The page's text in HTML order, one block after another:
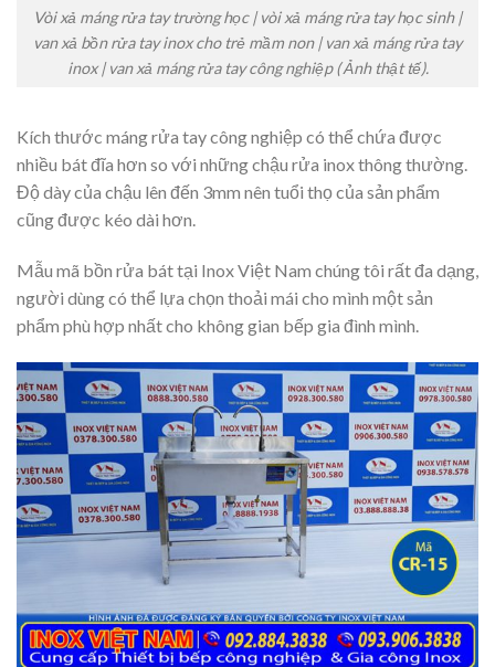
Vòi xả máng rửa tay trường học | vòi xả máng rửa tay học sinh |
van xả bồn rửa tay inox cho trẻ mầm non | van xả máng rửa tay
inox | van xả máng rửa tay công nghiệp ( Ảnh thật tế).
Kích thước máng rửa tay công nghiệp có thể chứa được
nhiều bát đĩa hơn so với những chậu rửa inox thông thường.
Độ dày của chậu lên đến 3mm nên tuổi thọ của sản phẩm
cũng được kéo dài hơn.
Mẫu mã bồn rửa bát tại Inox Việt Nam chúng tôi rất đa dạng,
người dùng có thể lựa chọn thoải mái cho mình một sản
phẩm phù hợp nhất cho không gian bếp gia đình mình.